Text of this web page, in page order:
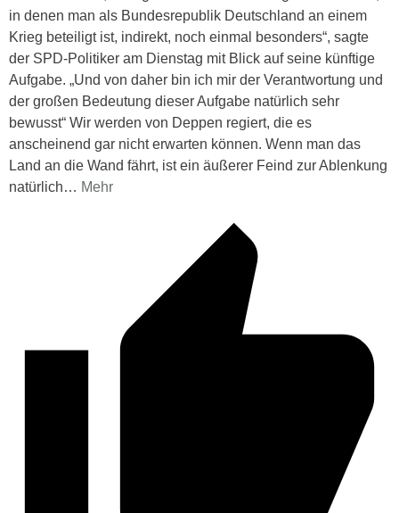
in denen man als Bundesrepublik Deutschland an einem
Krieg beteiligt ist, indirekt, noch einmal besonders“, sagte
der SPD-Politiker am Dienstag mit Blick auf seine künftige
Aufgabe. „Und von daher bin ich mir der Verantwortung und
der großen Bedeutung dieser Aufgabe natürlich sehr
bewusst“ Wir werden von Deppen regiert, die es
anscheinend gar nicht erwarten können. Wenn man das
Land an die Wand fährt, ist ein äußerer Feind zur Ablenkung
natürlich… Mehr